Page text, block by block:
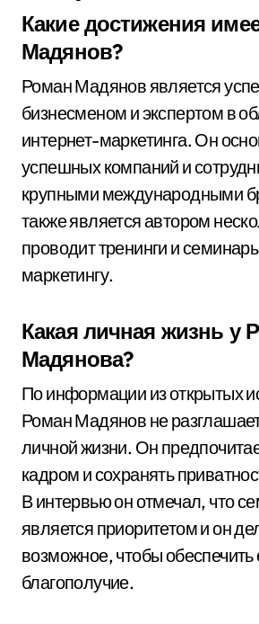
Какие достижения
Мадянов?
Роман Мадянов является
бизнесменом и экспертом в
интернет-маркетинга. Он
успешных компаний и
крупными международными
также является автором
проводит тренинги и
маркетингу.
Какая личная жизнь у
Мадянова?
По информации из открытых
Роман Мадянов не
личной жизни. Он
кадром и сохранять
В интервью он отмечал, что
является приоритетом и он
возможное, чтобы обеспечить
благополучие.